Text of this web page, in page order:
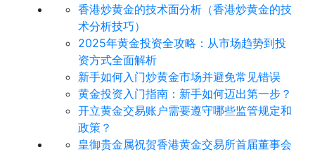
香港炒黄金的技术面分析（香港炒黄金的技
术分析技巧）
2025年黄金投资全攻略：从市场趋势到投
资方式全面解析
新手如何入门炒黄金市场并避免常见错误
黄金投资入门指南：新手如何迈出第一步？
开立黄金交易账户需要遵守哪些监管规定和
政策？
皇御贵金属祝贺香港黄金交易所首届董事会